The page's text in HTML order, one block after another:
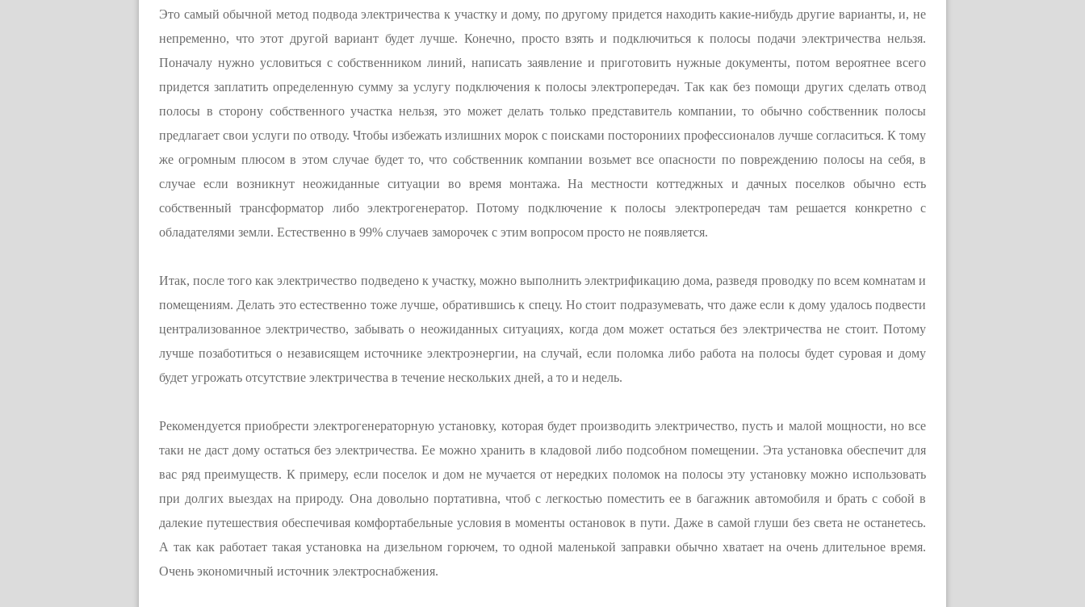
Это самый обычной метод подвода электричества к участку и дому, по другому придется находить какие-нибудь другие варианты, и, не
непременно, что этот другой вариант будет лучше. Конечно, просто взять и подключиться к полосы подачи электричества нельзя.
Поначалу нужно условиться с собственником линий, написать заявление и приготовить нужные документы, потом вероятнее всего
придется заплатить определенную сумму за услугу подключения к полосы электропередач. Так как без помощи других сделать отвод
полосы в сторону собственного участка нельзя, это может делать только представитель компании, то обычно собственник полосы
предлагает свои услуги по отводу. Чтобы избежать излишних морок с поисками посторониих профессионалов лучше согласиться. К тому
же огромным плюсом в этом случае будет то, что собственник компании возьмет все опасности по повреждению полосы на себя, в
случае если возникнут неожиданные ситуации во время монтажа. На местности коттеджных и дачных поселков обычно есть
собственный трансформатор либо электрогенератор. Потому подключение к полосы электропередач там решается конкретно с
обладателями земли. Естественно в 99% случаев заморочек с этим вопросом просто не появляется.
Итак, после того как электричество подведено к участку, можно выполнить электрификацию дома, разведя проводку по всем комнатам и
помещениям. Делать это естественно тоже лучше, обратившись к спецу. Но стоит подразумевать, что даже если к дому удалось подвести
централизованное электричество, забывать о неожиданных ситуациях, когда дом может остаться без электричества не стоит. Потому
лучше позаботиться о независящем источнике электроэнергии, на случай, если поломка либо работа на полосы будет суровая и дому
будет угрожать отсутствие электричества в течение нескольких дней, а то и недель.
Рекомендуется приобрести электрогенераторную установку, которая будет производить электричество, пусть и малой мощности, но все
таки не даст дому остаться без электричества. Ее можно хранить в кладовой либо подсобном помещении. Эта установка обеспечит для
вас ряд преимуществ. К примеру, если поселок и дом не мучается от нередких поломок на полосы эту установку можно использовать
при долгих выездах на природу. Она довольно портативна, чтоб с легкостью поместить ее в багажник автомобиля и брать с собой в
далекие путешествия обеспечивая комфортабельные условия в моменты остановок в пути. Даже в самой глуши без света не останетесь.
А так как работает такая установка на дизельном горючем, то одной маленькой заправки обычно хватает на очень длительное время.
Очень экономичный источник электроснабжения.